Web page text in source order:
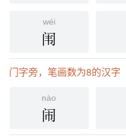
wéi
闱
门字旁，笔画数为8的汉字
nào
闹